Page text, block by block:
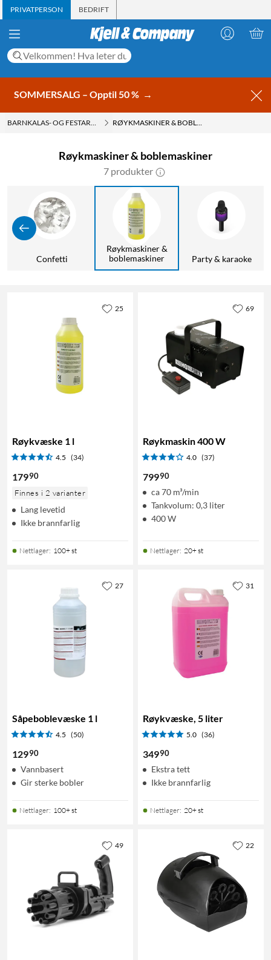
PRIVATPERSON BEDRIFT
SOMMERSALG – Opptil 50 % →
BARNKALAS- OG FESTARTIKLER RØYKMASKINER & BOBLEMASKINER
Røykmaskiner & boblemaskiner
7 produkter
Confetti
Røykmaskiner &
boblemaskiner
Party & karaoke
Røykvæske 1 l
4.5 (34)
17990
Finnes i 2 varianter
Lang levetid
Ikke brannfarlig
Nettlager: 100+ st
25
Røykmaskin 400 W
4.0 (37)
79990
ca 70 m³/min
Tankvolum: 0,3 liter
400 W
Nettlager: 20+ st
69
Såpeboblevæske 1 l
4.5 (50)
12990
Vannbasert
Gir sterke bobler
Nettlager: 100+ st
27
Røykvæske, 5 liter
5.0 (36)
34990
Ekstra tett
Ikke brannfarlig
Nettlager: 20+ st
31
49 22